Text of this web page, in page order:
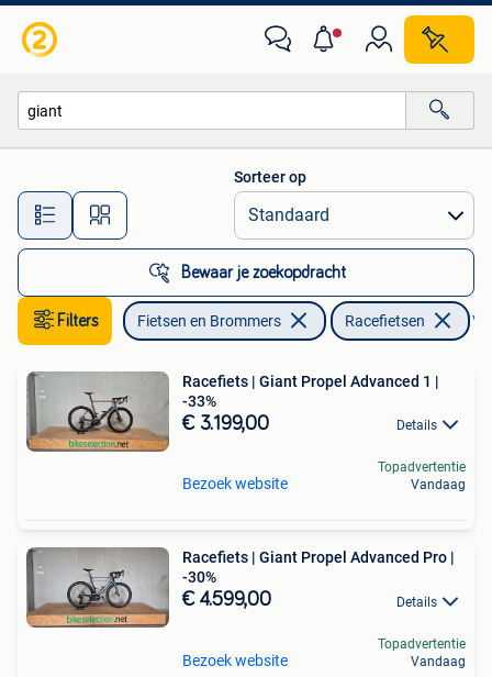
Alle afstanden…
Sorteer op
Bewaar je zoekopdracht
Filters Fietsen en Brommers Racefietsen
Racefiets | Giant Propel Advanced 1 |
-33%
€ 3.199,00 Details
Bezoek website
Topadvertentie
Vandaag
Racefiets | Giant Propel Advanced Pro |
-30%
€ 4.599,00 Details
Bezoek website
Topadvertentie
Vandaag